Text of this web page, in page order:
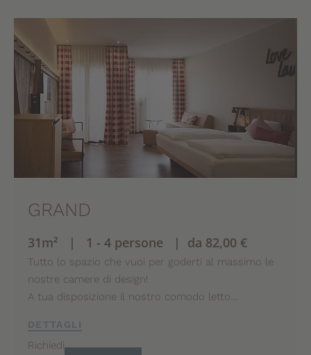
GRAND
31m² | 1 - 4 persone | da 82,00 €
Tutto lo spazio che vuoi per goderti al massimo le
nostre camere di design!
A tua disposizione il nostro comodo letto…
DETTAGLI
Richiedi